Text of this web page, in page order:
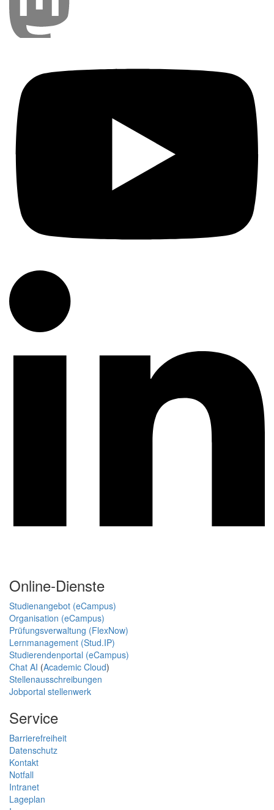
Online-Dienste
Studienangebot (eCampus)
Organisation (eCampus)
Prüfungsverwaltung (FlexNow)
Lernmanagement (Stud.IP)
Studierendenportal (eCampus)
Chat AI (Academic Cloud)
Stellenausschreibungen
Jobportal stellenwerk
Service
Barrierefreiheit
Datenschutz
Kontakt
Notfall
Intranet
Lageplan